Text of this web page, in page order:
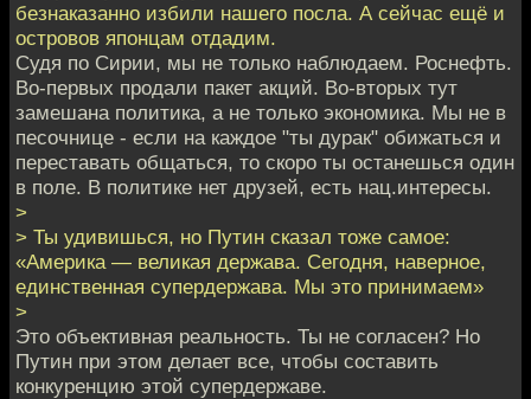
безнаказанно избили нашего посла. А сейчас ещё и
островов японцам отдадим.
Судя по Сирии, мы не только наблюдаем. Роснефть.
Во-первых продали пакет акций. Во-вторых тут
замешана политика, а не только экономика. Мы не в
песочнице - если на каждое "ты дурак" обижаться и
переставать общаться, то скоро ты останешься один
в поле. В политике нет друзей, есть нац.интересы.
>
> Ты удивишься, но Путин сказал тоже самое:
«Америка — великая держава. Сегодня, наверное,
единственная супердержава. Мы это принимаем»
>
Это объективная реальность. Ты не согласен? Но
Путин при этом делает все, чтобы составить
конкуренцию этой супердержаве.